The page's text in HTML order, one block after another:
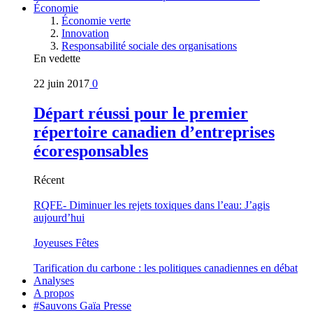
Économie
Économie verte
Innovation
Responsabilité sociale des organisations
En vedette
22 juin 2017 0
Départ réussi pour le premier
répertoire canadien d’entreprises
écoresponsables
Récent
RQFE- Diminuer les rejets toxiques dans l’eau: J’agis
aujourd’hui
Joyeuses Fêtes
Tarification du carbone : les politiques canadiennes en débat
Analyses
A propos
#Sauvons Gaïa Presse